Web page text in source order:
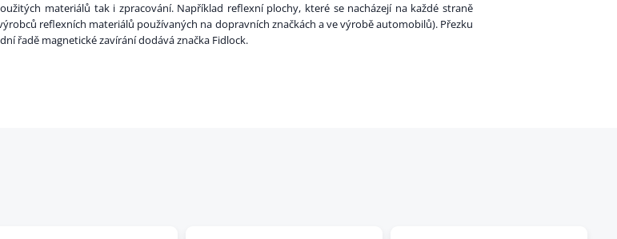
materiálů tak i zpracování. Například reflexní plochy, které se nacházejí na každé straně
reflexních materiálů používaných na dopravních značkách a ve výrobě automobilů). Přezku
řadě magnetické zavírání dodává značka Fidlock.